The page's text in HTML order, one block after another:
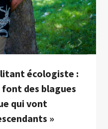
écologiste :
des blagues
qui vont
»